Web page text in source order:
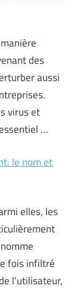
des
aussi
virus et
…
le nom et
elles, les
fois infiltré
l’utilisateur,